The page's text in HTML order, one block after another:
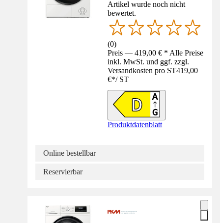
Artikel wurde noch nicht
bewertet.
(0)
Preis — 419,00 € * Alle Preise
inkl. MwSt. und ggf. zzgl.
Versandkosten pro ST419,00
€*/ ST
Produktdatenblatt
Online bestellbar
Reservierbar